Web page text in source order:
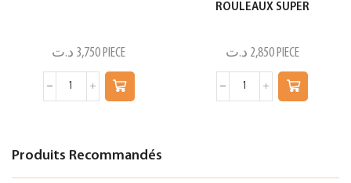
3,750 د.ت PIECE
ROULEAUX SUPER
2,850 د.ت PIECE
Produits Recommandés